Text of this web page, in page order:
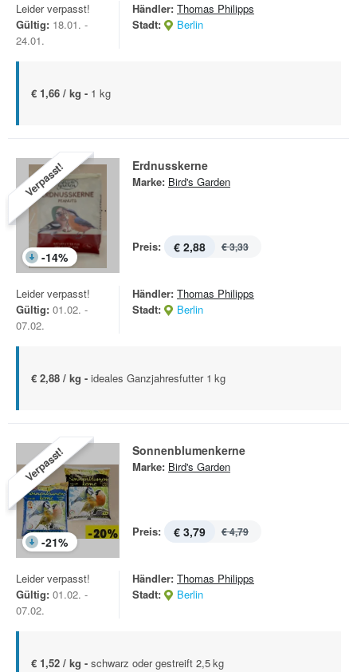
Leider verpasst!
Gültig: 18.01. -
24.01.
Händler: Thomas Philipps
Stadt:
Berlin
€ 1,66 / kg - 1 kg
Verpasst!
-14%
Erdnusskerne
Marke: Bird's Garden
Preis: € 2,88 € 3,33
Leider verpasst!
Gültig: 01.02. -
07.02.
Händler: Thomas Philipps
Stadt:
Berlin
€ 2,88 / kg - ideales Ganzjahresfutter 1 kg
Verpasst!
-21%
Sonnenblumenkerne
Marke: Bird's Garden
Preis: € 3,79 € 4,79
Leider verpasst!
Gültig: 01.02. -
07.02.
Händler: Thomas Philipps
Stadt:
Berlin
€ 1,52 / kg - schwarz oder gestreift 2,5 kg